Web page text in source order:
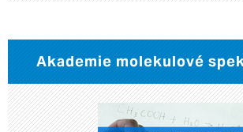
Akademie molekulové